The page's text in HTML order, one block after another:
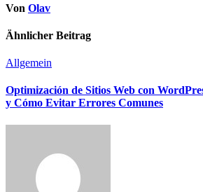
Von Olav
Ähnlicher Beitrag
Allgemein
Optimización de Sitios Web con
y Cómo Evitar Errores Comunes